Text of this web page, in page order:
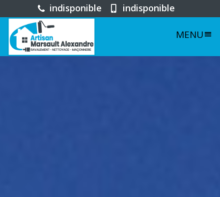
indisponible indisponible
MENU